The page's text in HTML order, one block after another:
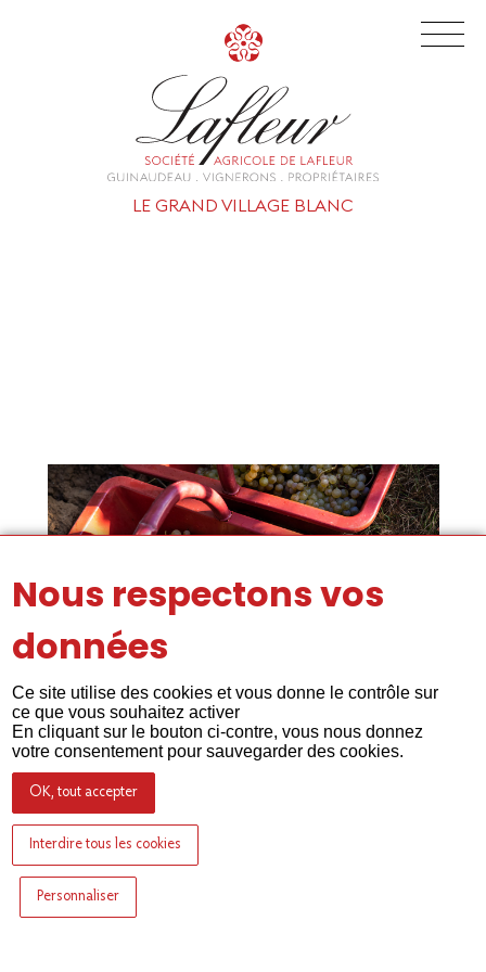
LE GRAND VILLAGE BLANC
Nous respectons vos
données
Ce site utilise des cookies et vous donne le contrôle sur
ce que vous souhaitez activer
En cliquant sur le bouton ci-contre, vous nous donnez
votre consentement pour sauvegarder des cookies.
OK, tout accepter
Interdire tous les cookies
Personnaliser